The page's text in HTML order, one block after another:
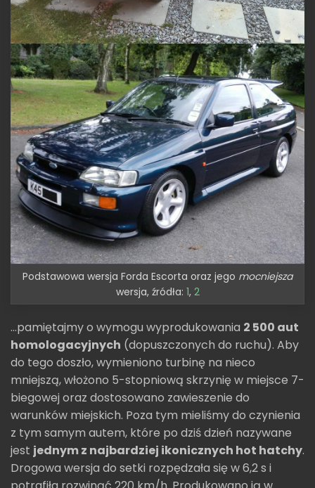
Podstawowa wersja Forda Escorta oraz jego mocniejsza
wersja, źródła: 1, 2
...pamiętajmy o wymogu wyprodukowania 2 500 aut
homologacyjnych (dopuszczonych do ruchu). Aby
do tego doszło, wymieniono turbinę na nieco
mniejszą, włożono 5-stopniową skrzynię w miejsce 7-
biegowej oraz dostosowano zawieszenie do
warunków miejskich. Poza tym mieliśmy do czynienia
z tym samym autem, które po dziś dzień nazywane
jest jednym z najbardziej ikonicznych hot hatchy.
Drogowa wersja do setki rozpędzała się w 6,2 s i